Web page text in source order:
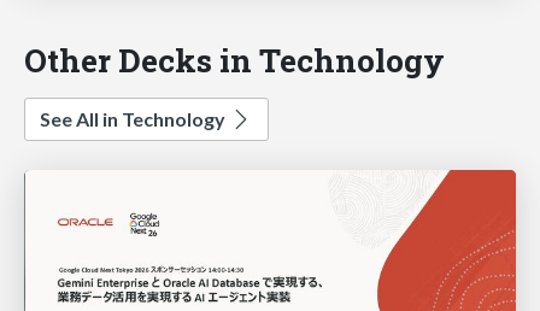
Other Decks in Technology
See All in Technology